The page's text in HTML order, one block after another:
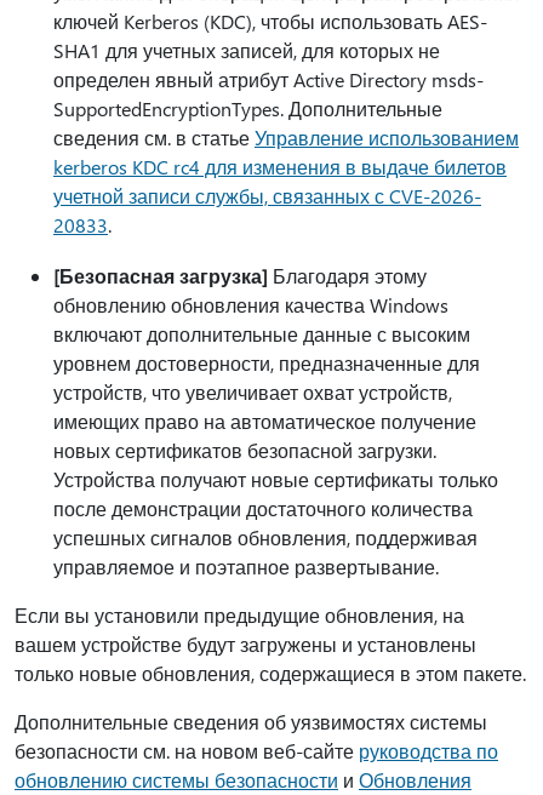
ключей Kerberos (KDC), чтобы использовать AES-
SHA1 для учетных записей, для которых не
определен явный атрибут Active Directory msds-
SupportedEncryptionTypes. Дополнительные
сведения см. в статьеУправление использованием
kerberos KDC rc4 для изменения в выдаче билетов
учетной записи службы, связанных с CVE-2026-
20833.
[Безопасная загрузка] Благодаря этому
обновлению обновления качества Windows
включают дополнительные данные с высоким
уровнем достоверности, предназначенные для
устройств, что увеличивает охват устройств,
имеющих право на автоматическое получение
новых сертификатов безопасной загрузки.
Устройства получают новые сертификаты только
после демонстрации достаточного количества
успешных сигналов обновления, поддерживая
управляемое и поэтапное развертывание.
Если вы установили предыдущие обновления, на
вашем устройстве будут загружены и установлены
только новые обновления, содержащиеся в этом пакете.
Дополнительные сведения об уязвимостях системы
безопасности см. на новом веб-сайте руководства по
обновлению системы безопасности и Обновления